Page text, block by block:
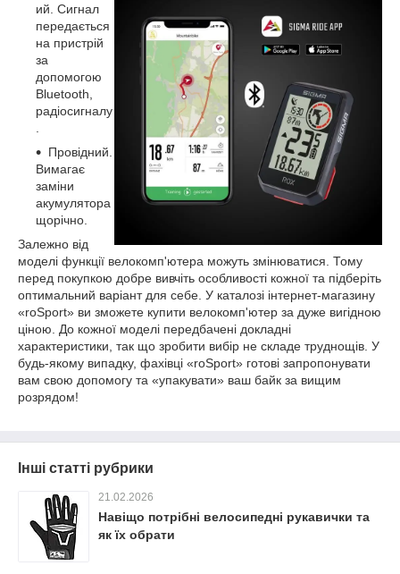
ий. Сигнал
передається
на пристрій
за
допомогою
Bluetooth,
радіосигналу
Провідний.
Вимагає
заміни
акумулятора
щорічно.
Залежно від
моделі функції велокомп'ютера можуть змінюватися. Тому
перед покупкою добре вивчіть особливості кожної та підберіть
оптимальний варіант для себе. У каталозі інтернет-магазину
«roSport» ви зможете купити велокомп'ютер за дуже вигідною
ціною. До кожної моделі передбачені докладні
характеристики, так що зробити вибір не складе труднощів. У
будь-якому випадку, фахівці «roSport» готові запропонувати
вам свою допомогу та «упакувати» ваш байк за вищим
розрядом!
Інші статті рубрики
21.02.2026
Навіщо потрібні велосипедні рукавички та
як їх обрати